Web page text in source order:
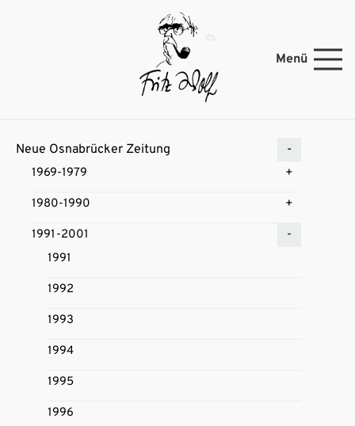
Menü
Neue Osnabrücker Zeitung
1969-1979
1980-1990
1991-2001
1991
1992
1993
1994
1995
1996